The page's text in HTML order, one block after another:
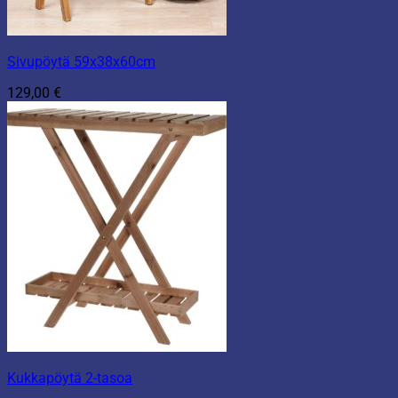
Sivupöytä 59x38x60cm
129,00 €
Kukkapöytä 2-tasoa